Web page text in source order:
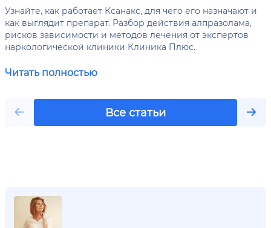
Узнайте, как работает Ксанакс, для чего его назначают и
как выглядит препарат. Разбор действия алпразолама,
рисков зависимости и методов лечения от экспертов
наркологической клиники Клиника Плюс.
Читать полностью
Все статьи